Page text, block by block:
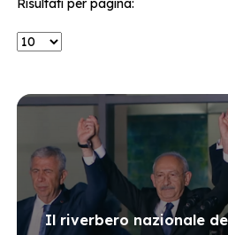
Risultati per pagina:
Il riverbero nazionale